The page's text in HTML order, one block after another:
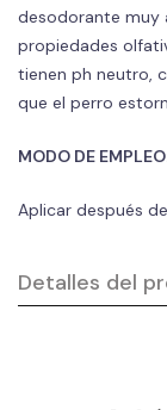
desodorante muy
propiedades
tienen ph neutro,
que el perro
MODO DE
Aplicar después
Detalles del